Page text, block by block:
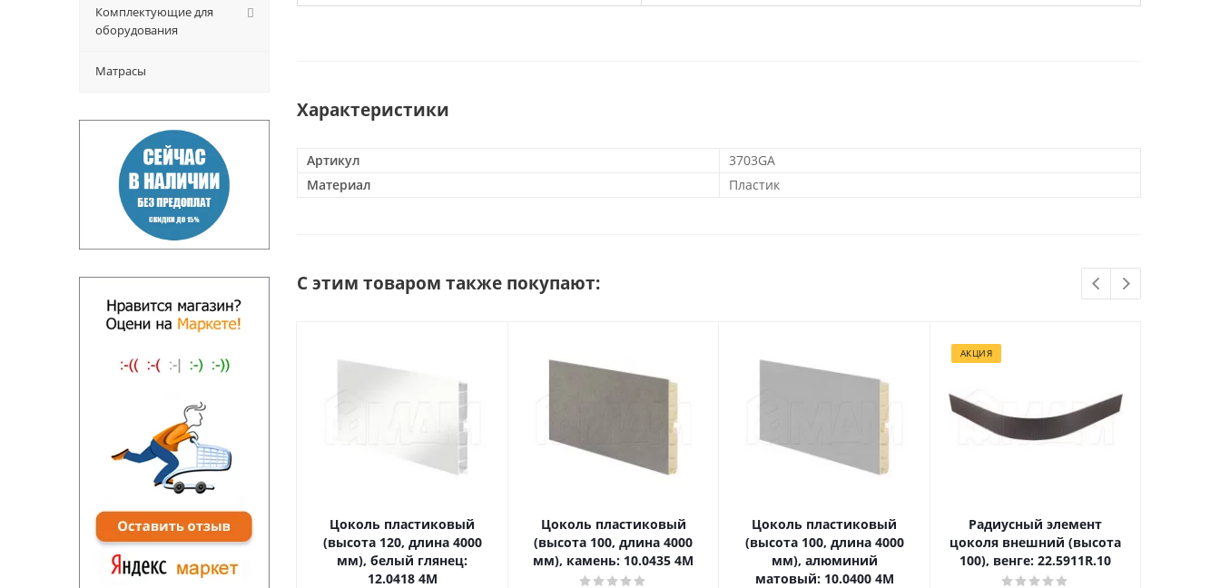
Характеристики
Артикул
3703GA
Материал
Пластик
С этим товаром также покупают:
Цоколь пластиковый
(высота 120, длина 4000
мм), белый глянец:
12.0418 4M
Цоколь пластиковый
(высота 100, длина 4000
мм), камень: 10.0435 4M
Цоколь пластиковый
(высота 100, длина 4000
мм), алюминий
матовый: 10.0400 4M
АКЦИЯ
Радиусный элемент
цоколя внешний (высота
100), венге: 22.5911R.10
Комплектующие для
оборудования
Матрасы